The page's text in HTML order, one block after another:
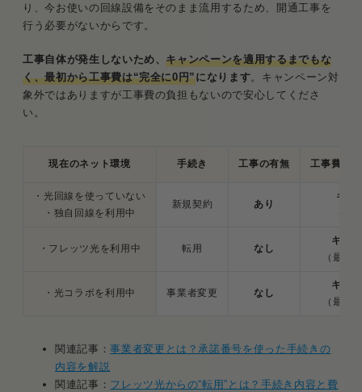
り、今お使いの回線設備をそのまま流用するため、開通工事を
行う必要がないからです。
工事自体が発生しないため、キャンペーンを適用するまでもな
く、最初から工事費は“完全に0円”になります。キャンペーン対
象外ではありますが工事費の負担もないので安心してくださ
い。
現在のネット環境 手続き 工事の有無 工事費・
・光回線を使っていない
・独自回線を利用中
新規契約 あり
キャ
・フレッツ光を利用中 転用 なし
キャ
（最初
・光コラボを利用中 事業者変更 なし
キャ
（最初
関連記事：事業者変更とは？承諾番号を使った手続きの
内容を解説
関連記事： フレッツ光からの“転用”とは？手続き内容と費